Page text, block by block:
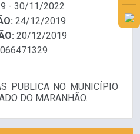
- 30/11/2022
24/12/2019
20/12/2019
PUBLICA NO MUNICÍPIO
DO MARANHÃO.